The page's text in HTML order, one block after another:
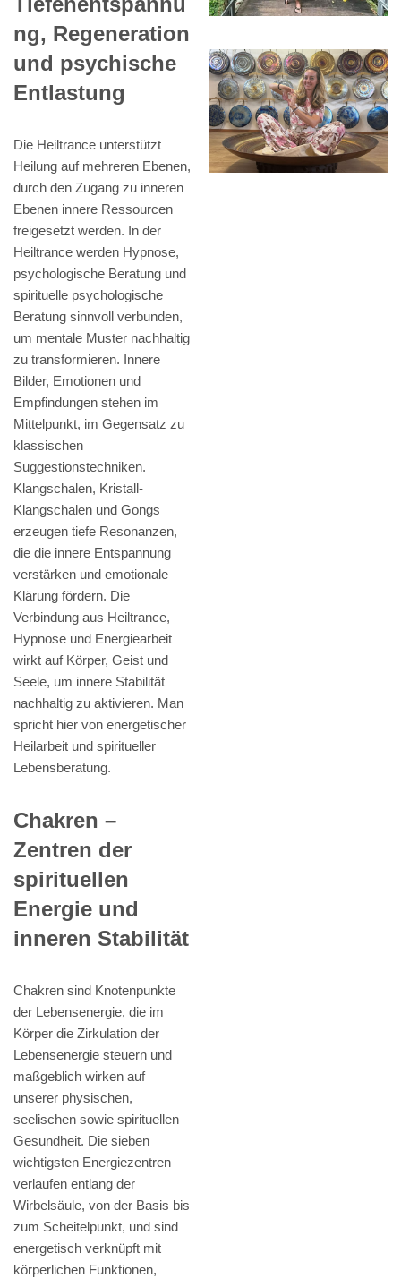
ng, Regeneration
und psychische
Entlastung
Die Heiltrance unterstützt
Heilung auf mehreren Ebenen,
durch den Zugang zu inneren
Ebenen innere Ressourcen
freigesetzt werden. In der
Heiltrance werden Hypnose,
psychologische Beratung und
spirituelle psychologische
Beratung sinnvoll verbunden,
um mentale Muster nachhaltig
zu transformieren. Innere
Bilder, Emotionen und
Empfindungen stehen im
Mittelpunkt, im Gegensatz zu
klassischen
Suggestionstechniken.
Klangschalen, Kristall-
Klangschalen und Gongs
erzeugen tiefe Resonanzen,
die die innere Entspannung
verstärken und emotionale
Klärung fördern. Die
Verbindung aus Heiltrance,
Hypnose und Energiearbeit
wirkt auf Körper, Geist und
Seele, um innere Stabilität
nachhaltig zu aktivieren. Man
spricht hier von energetischer
Heilarbeit und spiritueller
Lebensberatung.
Chakren –
Zentren der
spirituellen
Energie und
inneren Stabilität
Chakren sind Knotenpunkte
der Lebensenergie, die im
Körper die Zirkulation der
Lebensenergie steuern und
maßgeblich wirken auf
unserer physischen,
seelischen sowie spirituellen
Gesundheit. Die sieben
wichtigsten Energiezentren
verlaufen entlang der
Wirbelsäule, von der Basis bis
zum Scheitelpunkt, und sind
energetisch verknüpft mit
körperlichen Funktionen,